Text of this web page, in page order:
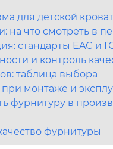
для детской
на что смотреть в
стандарты EAC и
и контроль
таблица выбора
монтаже и
фурнитуру в
фурнитуры